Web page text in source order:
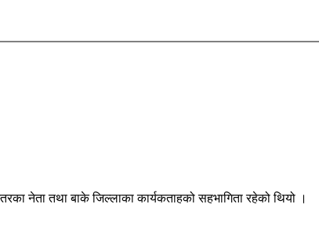
नेता तथा बाके जिल्लाका कार्यकताहको सहभागिता रहेको थियो ।